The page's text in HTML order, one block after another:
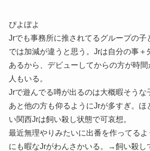
ぴよぽよ
Jrでも事務所に推されてるグループの子
では加減が違うと思う。Jrは自分の事＋
あるから、デビューしてからの方が時間
人もいる。
Jrで遊んでる噂が出るのは大概暇そうな
あと他の方も仰るようにJrが多すぎ。ほ
い関西Jrは飼い殺し状態で可哀想。
最近無理やりみたいに出番を作ってる
にも暇なJrがわんさかいる。→飼い殺し